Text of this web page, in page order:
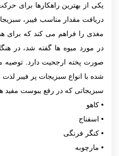
یکی از بهترین راهکارها برای
دریافت مقدار مناسب فیبر،
مغذی را فراهم می کند که برای
در مورد میوه ها گفته شد، در
صورت پخته ارجحیت دارد.
شده با انواع سبزیجات پر فیبر لذت
سبزیجاتی که در رفع یبوست مفید
• کاهو
• اسفناج
• کنگر فرنگی
• مارچوبه